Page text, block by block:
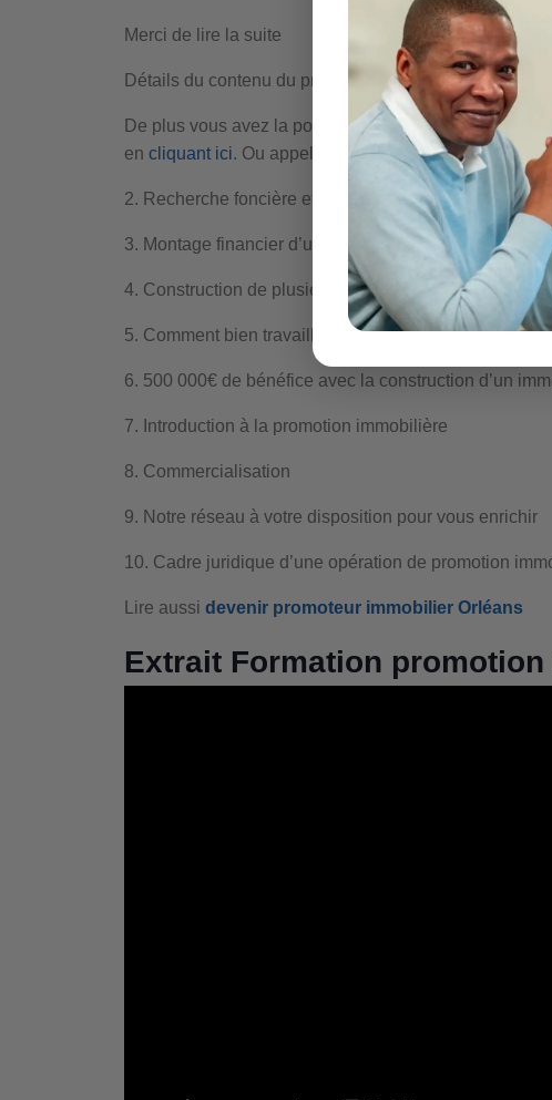
Merci de lire la suite
Détails du contenu du programme de formation
De plus vous avez la possibilité de tester notre
en cliquant ici. Ou appeler directement le fondateur
2. Recherche foncière et étude de faisabilité d’un
3. Montage financier d’une promotion immobilière
4. Construction de plusieurs maisons avec un budget
5. Comment bien travailler avec un architecte
6. 500 000€ de bénéfice avec la construction d’un
7. Introduction à la promotion immobilière
8. Commercialisation
9. Notre réseau à votre disposition pour vous enrichir
10. Cadre juridique d’une opération de promotion
Lire aussi devenir promoteur immobilier Orléans
Extrait Formation